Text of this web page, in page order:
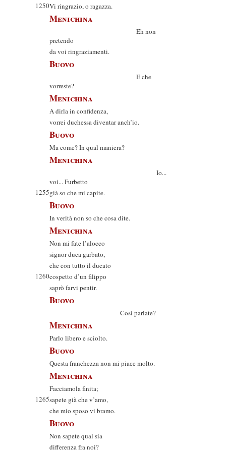
1250Vi ringrazio, o ragazza.
Menichina
Eh non
pretendo
da voi ringraziamenti.
Buovo
E che
vorreste?
Menichina
A dirla in confidenza,
vorrei duchessa diventar anch’io.
Buovo
Ma come? In qual maniera?
Menichina
Io...
voi... Furbetto
1255già so che mi capite.
Buovo
In verità non so che cosa dite.
Menichina
Non mi fate l’alocco
signor duca garbato,
che con tutto il ducato
1260cospetto d’un filippo
saprò farvi pentir.
Buovo
Così parlate?
Menichina
Parlo libero e sciolto.
Buovo
Questa franchezza non mi piace molto.
Menichina
Facciamola finita;
1265sapete già che v’amo,
che mio sposo vi bramo.
Buovo
Non sapete qual sia
differenza fra noi?